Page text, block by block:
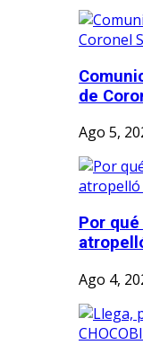
de
Ago 5,
Por
Ago 4,